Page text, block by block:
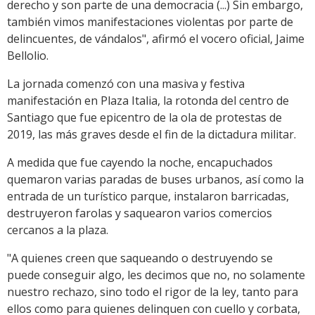
derecho y son parte de una democracia (...) Sin embargo,
también vimos manifestaciones violentas por parte de
delincuentes, de vándalos", afirmó el vocero oficial, Jaime
Bellolio.
La jornada comenzó con una masiva y festiva
manifestación en Plaza Italia, la rotonda del centro de
Santiago que fue epicentro de la ola de protestas de
2019, las más graves desde el fin de la dictadura militar.
A medida que fue cayendo la noche, encapuchados
quemaron varias paradas de buses urbanos, así como la
entrada de un turístico parque, instalaron barricadas,
destruyeron farolas y saquearon varios comercios
cercanos a la plaza.
"A quienes creen que saqueando o destruyendo se
puede conseguir algo, les decimos que no, no solamente
nuestro rechazo, sino todo el rigor de la ley, tanto para
ellos como para quienes delinquen con cuello y corbata,